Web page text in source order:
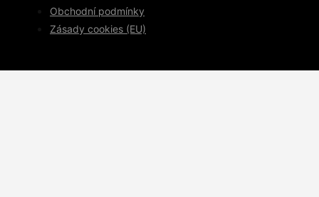
Obchodní podmínky
Zásady cookies (EU)